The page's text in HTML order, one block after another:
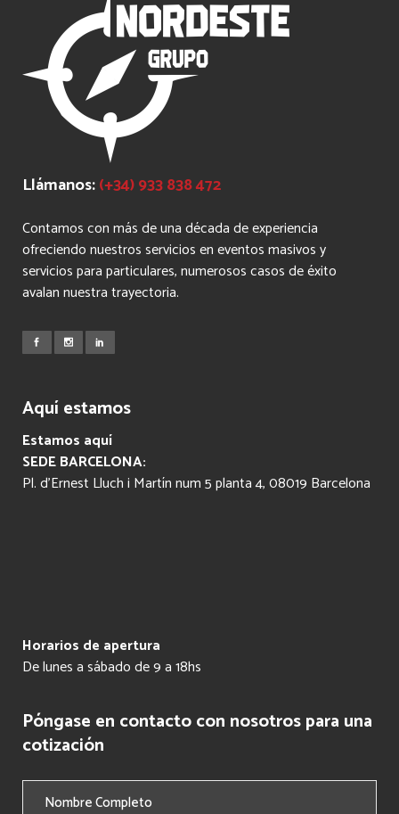
Llámanos:(+34) 933 838 472
Contamos con más de una década de experiencia
ofreciendo nuestros servicios en eventos masivos y
servicios para particulares, numerosos casos de éxito
avalan nuestra trayectoria.
Aquí estamos
Estamos aquí
SEDE BARCELONA:
Pl. d’Ernest Lluch i Martín num 5 planta 4, 08019 Barcelona
Horarios de apertura
De lunes a sábado de 9 a 18hs
Póngase en contacto con nosotros para una
cotización